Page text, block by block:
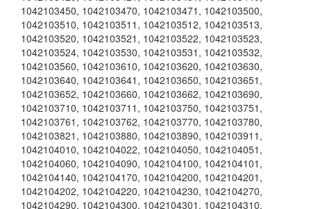
1042103450, 1042103470, 1042103471, 1042103500,
1042103510, 1042103511, 1042103512, 1042103513,
1042103520, 1042103521, 1042103522, 1042103523,
1042103524, 1042103530, 1042103531, 1042103532,
1042103560, 1042103610, 1042103620, 1042103630,
1042103640, 1042103641, 1042103650, 1042103651,
1042103652, 1042103660, 1042103662, 1042103690,
1042103710, 1042103711, 1042103750, 1042103751,
1042103761, 1042103762, 1042103770, 1042103780,
1042103821, 1042103880, 1042103890, 1042103911,
1042104010, 1042104022, 1042104050, 1042104051,
1042104060, 1042104090, 1042104100, 1042104101,
1042104140, 1042104170, 1042104200, 1042104201,
1042104202, 1042104220, 1042104230, 1042104270,
1042104290, 1042104300, 1042104301, 1042104310,